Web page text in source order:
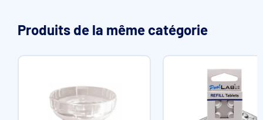
Produits de la même catégorie